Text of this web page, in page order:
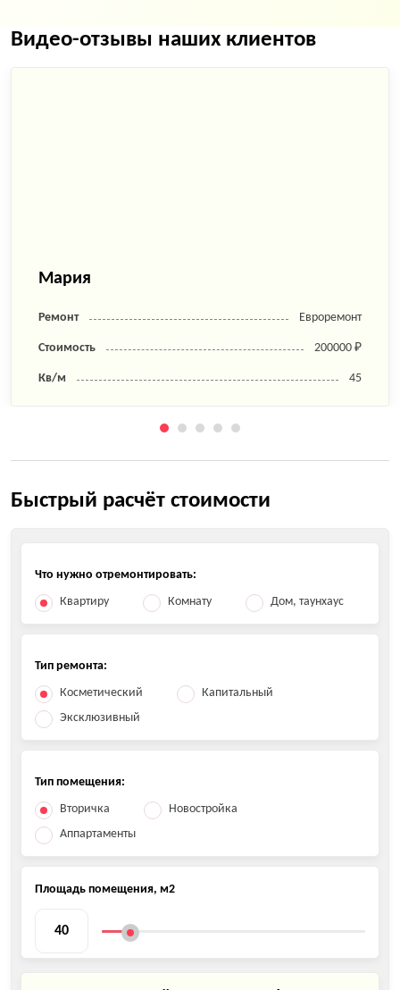
Видео-отзывы наших клиентов
Мария
Ремонт Евроремонт
Стоимость 200000 ₽
Кв/м 45
Быстрый расчёт стоимости
Что нужно отремонтировать:
Квартиру
Комнату Дом, таунхаус
Тип ремонта:
Косметический
Капитальный
Эксклюзивный
Тип помещения:
Вторичка
Новостройка
Аппартаменты
Площадь помещения, м2